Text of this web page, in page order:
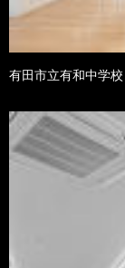
有田市立有和中学校